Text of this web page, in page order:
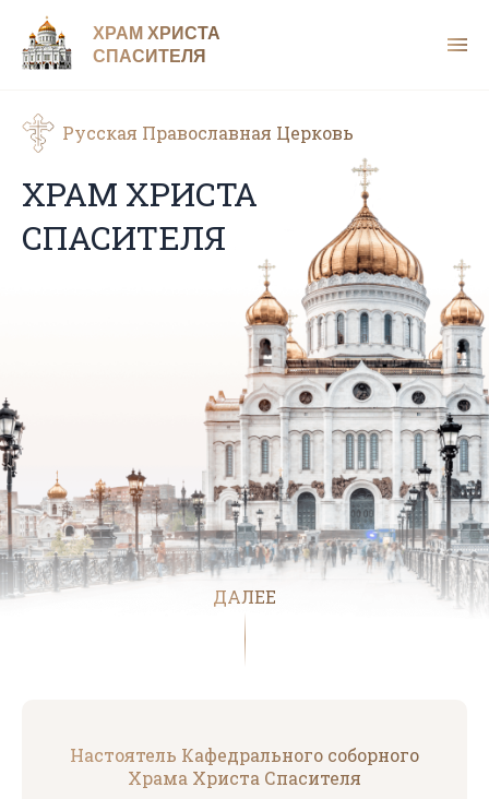
ХРАМ ХРИСТА
СПАСИТЕЛЯ
Русская Православная Церковь
ХРАМ ХРИСТА
СПАСИТЕЛЯ
ДАЛЕЕ
Настоятель Кафедрального соборного
Храма Христа Спасителя